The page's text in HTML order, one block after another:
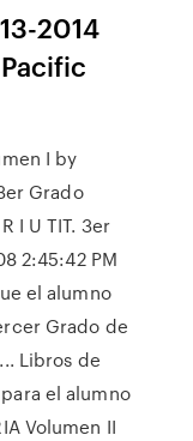
2014
I by
Grado
I U TIT. 3er
2:45:42 PM
el alumno
Grado de
Libros de
el alumno
Volumen II